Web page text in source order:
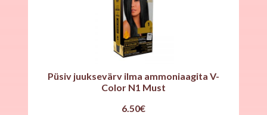
Püsiv juuksevärv ilma ammoniaagita V-
Color N1 Must
6.50€